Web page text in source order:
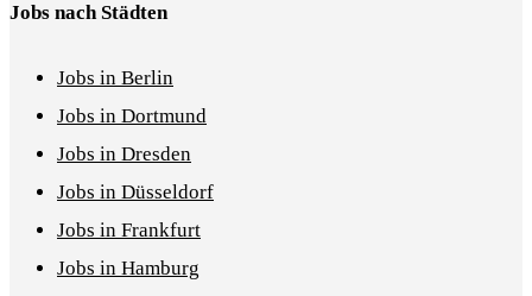
Jobs nach Städten
Jobs in Berlin
Jobs in Dortmund
Jobs in Dresden
Jobs in Düsseldorf
Jobs in Frankfurt
Jobs in Hamburg